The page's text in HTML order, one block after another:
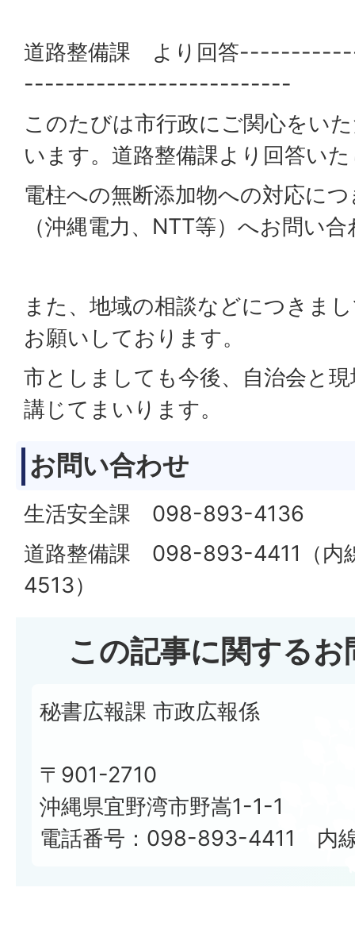
道路整備課 より回答
--------------------------
このたびは市行政にご関心をい
います。道路整備課より回答い
電柱への無断添加物への対応に
（沖縄電力、NTT等）へお問い
また、地域の相談などにつきま
お願いしております。
市としましても今後、自治会と
講じてまいります。
お問い合わせ
生活安全課 098-893-4136
道路整備課 098-893-4411（内
4513）
この記事に関する
秘書広報課 市政広報係
〒901-2710
沖縄県宜野湾市野嵩1-1-1
電話番号：098-893-4411 内